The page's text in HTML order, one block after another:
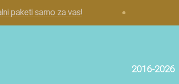
paketi samo za vas!
2016-2026